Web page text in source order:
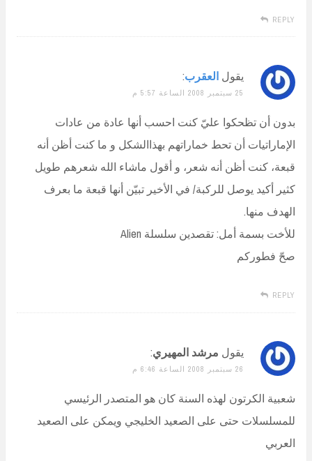
REPLY
يقول العقرب:
25 سبتمبر 2008 الساعة 5:57 م
بدون أن تظحكوا عليّ كنت احسب أنها عادة من عادات
الإماراتيات أن تحط خماراتهم بهذاالشكل و ما كنت أظن أنه
قبعة، كنت أظن أنه شعر، و أقول ماشاء الله شعرهم طويل
كثير أكيد يوصل للركبة/ في الأخير تبيّن أنها قبعة ما بعرف
الهدف منها.
للأخت بسمة أمل: تقصدين سلسلة Alien
صحّ فطوركم
REPLY
يقول مرشد المهيري:
26 سبتمبر 2008 الساعة 6:46 م
شعبية الكرتون لهذه السنة كان هو المتصدر الرئيسي
للمسلسلات حتى على الصعيد الخليجي ويمكن على الصعيد
العربي